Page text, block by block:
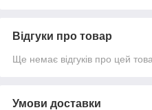
Відгуки про товар
Ще немає відгуків про цей
Умови доставки